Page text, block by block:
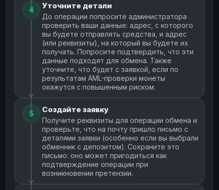
4 Уточните детали
До операции попросите администратора
проверить ваши данные: адрес, с которого
вы будете отправлять средства, и адрес
(или реквизиты), на который вы будете их
получать. Попросите подтвердить, что эти
данные подходят для обмена. Также
уточните, что будет с заявкой, если по
результатам AML-проверки монеты
окажутся с повышенным риском.
5 Создайте заявку
Получите реквизиты для операции обмена и
проверьте, что на почту пришло письмо с
деталями заявки (особенно если вы выбрали
обменник с депозитом). Сохраните это
письмо: оно может пригодиться как
подтверждение операции при
возникновении претензии.